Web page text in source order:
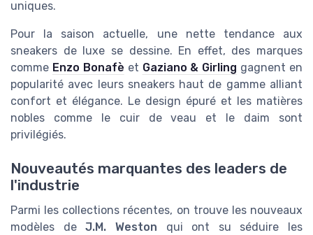
uniques.
Pour la saison actuelle, une nette tendance aux
sneakers de luxe se dessine. En effet, des marques
comme Enzo Bonafè et Gaziano & Girling gagnent en
popularité avec leurs sneakers haut de gamme alliant
confort et élégance. Le design épuré et les matières
nobles comme le cuir de veau et le daim sont
privilégiés.
Nouveautés marquantes des leaders de
l'industrie
Parmi les collections récentes, on trouve les nouveaux
modèles deJ.M. Weston qui ont su séduire les